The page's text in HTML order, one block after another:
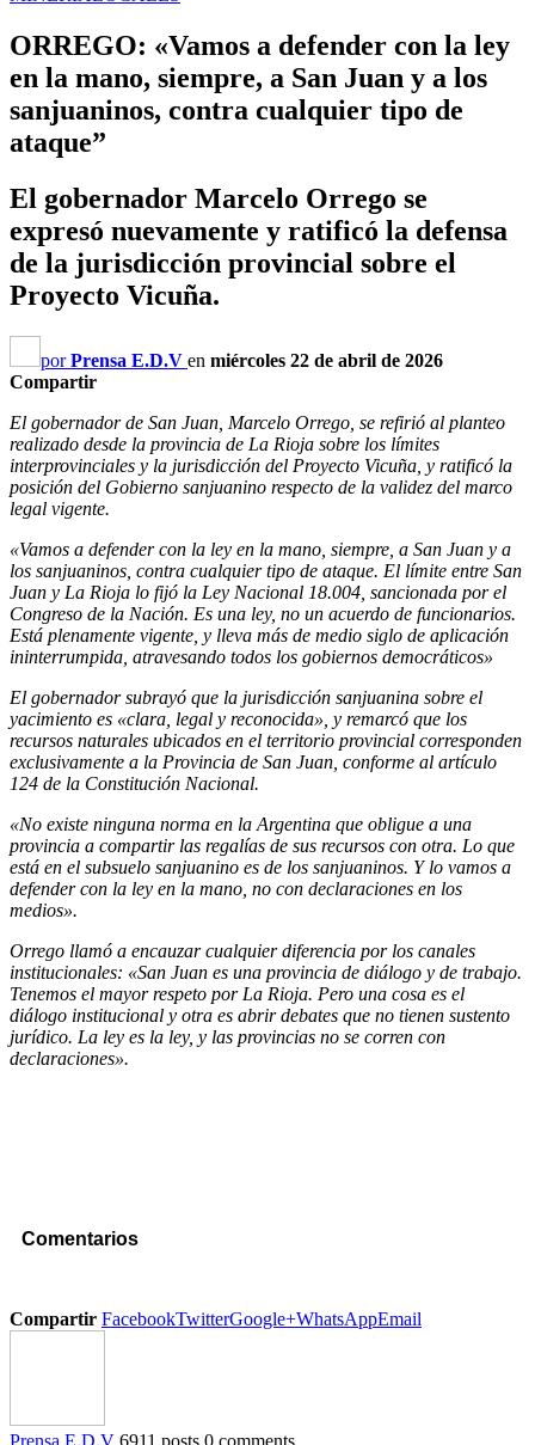
ORREGO: «Vamos a defender con la ley
en la mano, siempre, a San Juan y a los
sanjuaninos, contra cualquier tipo de
ataque”
El gobernador Marcelo Orrego se
expresó nuevamente y ratificó la defensa
de la jurisdicción provincial sobre el
Proyecto Vicuña.
porPrensa E.D.V en miércoles 22 de abril de 2026
Compartir
El gobernador de San Juan, Marcelo Orrego, se refirió al planteo
realizado desde la provincia de La Rioja sobre los límites
interprovinciales y la jurisdicción del Proyecto Vicuña, y ratificó la
posición del Gobierno sanjuanino respecto de la validez del marco
legal vigente.
«Vamos a defender con la ley en la mano, siempre, a San Juan y a
los sanjuaninos, contra cualquier tipo de ataque. El límite entre San
Juan y La Rioja lo fijó la Ley Nacional 18.004, sancionada por el
Congreso de la Nación. Es una ley, no un acuerdo de funcionarios.
Está plenamente vigente, y lleva más de medio siglo de aplicación
ininterrumpida, atravesando todos los gobiernos democráticos»
El gobernador subrayó que la jurisdicción sanjuanina sobre el
yacimiento es «clara, legal y reconocida», y remarcó que los
recursos naturales ubicados en el territorio provincial corresponden
exclusivamente a la Provincia de San Juan, conforme al artículo
124 de la Constitución Nacional.
«No existe ninguna norma en la Argentina que obligue a una
provincia a compartir las regalías de sus recursos con otra. Lo que
está en el subsuelo sanjuanino es de los sanjuaninos. Y lo vamos a
defender con la ley en la mano, no con declaraciones en los
medios».
Orrego llamó a encauzar cualquier diferencia por los canales
institucionales: «San Juan es una provincia de diálogo y de trabajo.
Tenemos el mayor respeto por La Rioja. Pero una cosa es el
diálogo institucional y otra es abrir debates que no tienen sustento
jurídico. La ley es la ley, y las provincias no se corren con
declaraciones».
Comentarios
Compartir FacebookTwitterGoogle+WhatsAppEmail